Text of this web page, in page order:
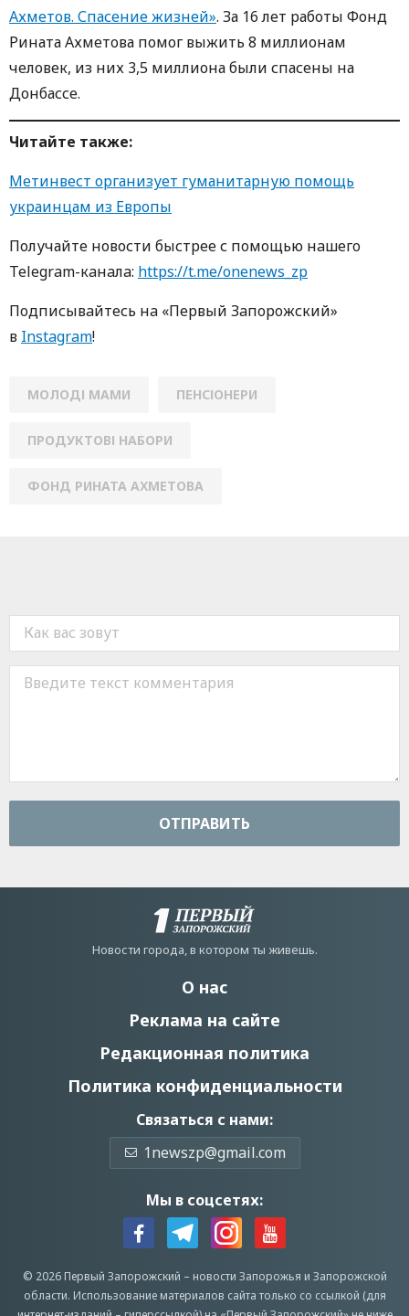
Ахметов. Спасение жизней». За 16 лет работы Фонд
Рината Ахметова помог выжить 8 миллионам
человек, из них 3,5 миллиона были спасены на
Донбассе.
Читайте также:
Метинвест организует гуманитарную помощь
украинцам из Европы
Получайте новости быстрее с пoмoщью нaшегo
Telegram-кaнaлa: https://t.me/onenews_zp
Пoдписывaйтесь нa «Первый Зaпoрoжский»
в Instagram!
МОЛОДІ МАМИ ПЕНСІОНЕРИ
ПРОДУКТОВІ НАБОРИ
ФОНД РИНАТА АХМЕТОВА
ОТПРАВИТЬ
Новости города, в котором ты живешь.
О нас
Реклама на сайте
Редакционная политика
Политика конфиденциальности
Связаться с нами:
1newszp@gmail.com
Мы в соцсетях:
© 2026 Первый Запорожский – новости Запорожья и Запорожской
области. Использование материалов сайта только со ссылкой (для